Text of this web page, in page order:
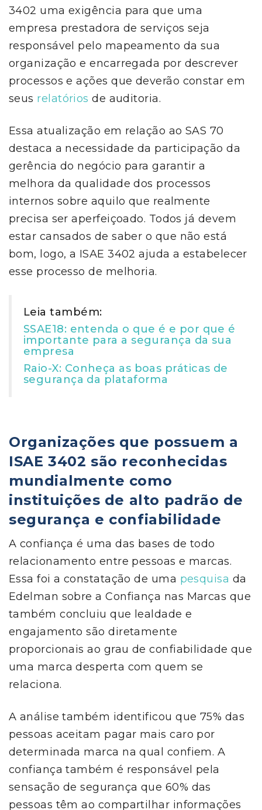
3402 uma exigência para que uma
empresa prestadora de serviços seja
responsável pelo mapeamento da sua
organização e encarregada por descrever
processos e ações que deverão constar em
seus relatórios de auditoria.
Essa atualização em relação ao SAS 70
destaca a necessidade da participação da
gerência do negócio para garantir a
melhora da qualidade dos processos
internos sobre aquilo que realmente
precisa ser aperfeiçoado. Todos já devem
estar cansados de saber o que não está
bom, logo, a ISAE 3402 ajuda a estabelecer
esse processo de melhoria.
Leia também:
SSAE18: entenda o que é e por que é
importante para a segurança da sua
empresa
Raio-X: Conheça as boas práticas de
segurança da plataforma
Organizações que possuem a
ISAE 3402 são reconhecidas
mundialmente como
instituições de alto padrão de
segurança e confiabilidade
A confiança é uma das bases de todo
relacionamento entre pessoas e marcas.
Essa foi a constatação de uma pesquisa da
Edelman sobre a Confiança nas Marcas que
também concluiu que lealdade e
engajamento são diretamente
proporcionais ao grau de confiabilidade que
uma marca desperta com quem se
relaciona.
A análise também identificou que 75% das
pessoas aceitam pagar mais caro por
determinada marca na qual confiem. A
confiança também é responsável pela
sensação de segurança que 60% das
pessoas têm ao compartilhar informações